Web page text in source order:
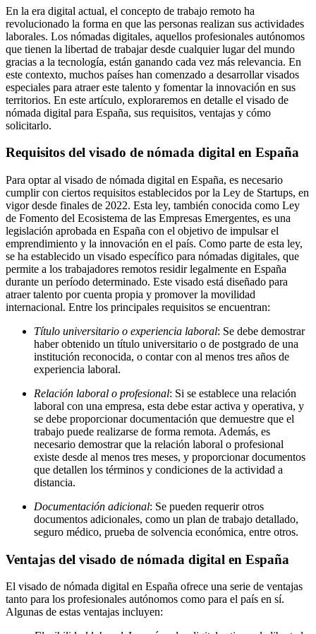
En la era digital actual, el concepto de trabajo remoto ha
revolucionado la forma en que las personas realizan sus actividades
laborales. Los nómadas digitales, aquellos profesionales autónomos
que tienen la libertad de trabajar desde cualquier lugar del mundo
gracias a la tecnología, están ganando cada vez más relevancia. En
este contexto, muchos países han comenzado a desarrollar visados
especiales para atraer este talento y fomentar la innovación en sus
territorios. En este artículo, exploraremos en detalle el visado de
nómada digital para España, sus requisitos, ventajas y cómo
solicitarlo.
Requisitos del visado de nómada digital en España
Para optar al visado de nómada digital en España, es necesario
cumplir con ciertos requisitos establecidos por la Ley de Startups, en
vigor desde finales de 2022. Esta ley, también conocida como Ley
de Fomento del Ecosistema de las Empresas Emergentes, es una
legislación aprobada en España con el objetivo de impulsar el
emprendimiento y la innovación en el país. Como parte de esta ley,
se ha establecido un visado específico para nómadas digitales, que
permite a los trabajadores remotos residir legalmente en España
durante un período determinado. Este visado está diseñado para
atraer talento por cuenta propia y promover la movilidad
internacional. Entre los principales requisitos se encuentran:
Título universitario o experiencia laboral: Se debe demostrar
haber obtenido un título universitario o de postgrado de una
institución reconocida, o contar con al menos tres años de
experiencia laboral.
Relación laboral o profesional: Si se establece una relación
laboral con una empresa, esta debe estar activa y operativa, y
se debe proporcionar documentación que demuestre que el
trabajo puede realizarse de forma remota. Además, es
necesario demostrar que la relación laboral o profesional
existe desde al menos tres meses, y proporcionar documentos
que detallen los términos y condiciones de la actividad a
distancia.
Documentación adicional: Se pueden requerir otros
documentos adicionales, como un plan de trabajo detallado,
seguro médico, prueba de solvencia económica, entre otros.
Ventajas del visado de nómada digital en España
El visado de nómada digital en España ofrece una serie de ventajas
tanto para los profesionales autónomos como para el país en sí.
Algunas de estas ventajas incluyen: